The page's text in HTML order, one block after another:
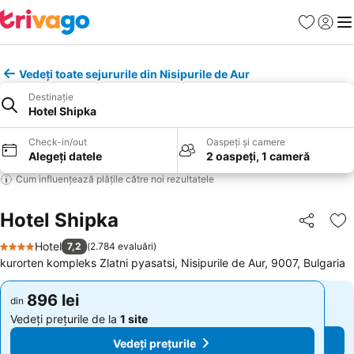
Favorite
Vedeți toate sejururile din Nisipurile de Aur
Destinație
Hotel Shipka
Check-in/out
Alegeți datele
Oaspeți și camere
2 oaspeți, 1 cameră
Cum influențează plățile către noi rezultatele
Hotel Shipka Distribuiți
4 Stele
Hotel 7,2 (2.784 evaluări)
kurorten kompleks Zlatni pyasatsi, Nisipurile de Aur, 9007, Bulgaria
din 896 lei
Vedeți prețurile de la 1 site
Vedeți prețurile
din 896 lei
Vedeți prețurile de la 1 site
Vedeți prețurile